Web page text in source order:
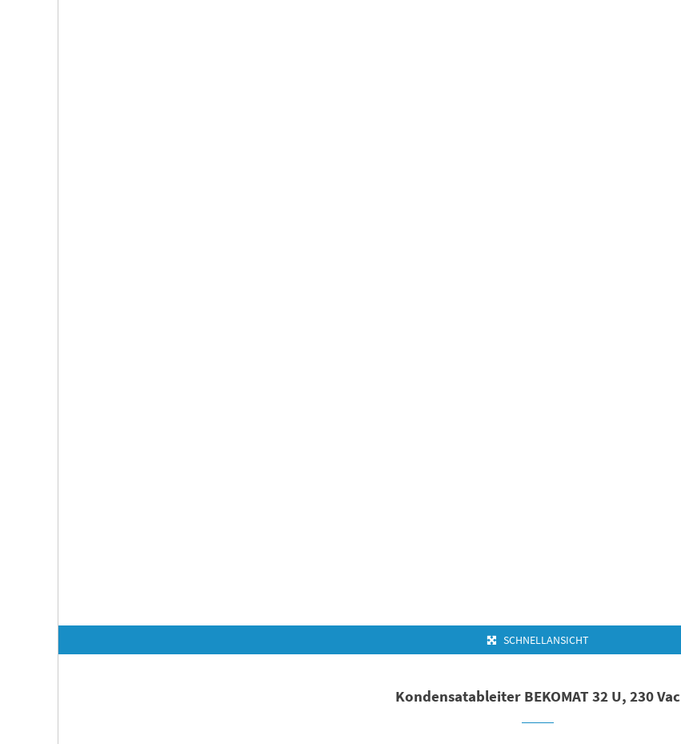
SCHNELLANSICHT
Kondensatableiter BEKOMAT 32 U, 230 Vac